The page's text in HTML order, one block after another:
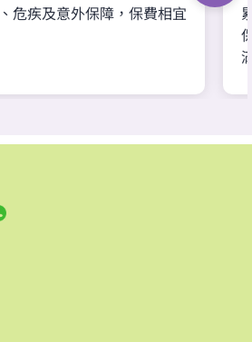
危疾及意外保障，保費相宜